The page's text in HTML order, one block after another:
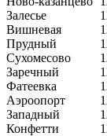
Залесье
Вишневая
Прудный
Сухомесово
Заречный
Фатеевка
Аэроопорт
Западный
Конфетти